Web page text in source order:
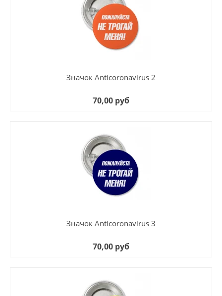
Значок Anticoronavirus 2
70,00 руб
Значок Anticoronavirus 3
70,00 руб